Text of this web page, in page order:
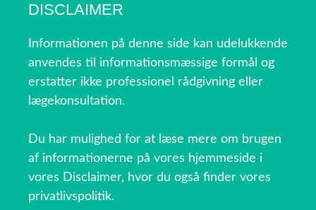
DISCLAIMER
Informationen på denne side kan udelukkende
anvendes til informationsmæssige formål og
erstatter ikke professionel rådgivning eller
lægekonsultation.
Du har mulighed for at læse mere om brugen
af informationerne på vores hjemmeside i
vores Disclaimer, hvor du også finder vores
privatlivspolitik.